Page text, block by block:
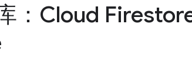
：Cloud